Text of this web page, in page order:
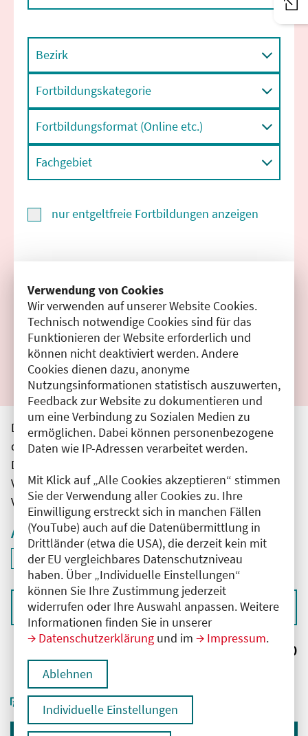
Verwendung von Cookies
Wir verwenden auf unserer Website Cookies.
Technisch notwendige Cookies sind für das
Funktionieren der Website erforderlich und
können nicht deaktiviert werden. Andere
Cookies dienen dazu, anonyme
Nutzungsinformationen statistisch auszuwerten,
Feedback zur Website zu dokumentieren und
um eine Verbindung zu Sozialen Medien zu
ermöglichen. Dabei können personenbezogene
Daten wie IP-Adressen verarbeitet werden.
Mit Klick auf „Alle Cookies akzeptieren“ stimmen
Sie der Verwendung aller Cookies zu. Ihre
Einwilligung erstreckt sich in manchen Fällen
(YouTube) auch auf die Datenübermittlung in
Drittländer (etwa die USA), die derzeit kein mit
der EU vergleichbares Datenschutzniveau
haben. Über „Individuelle Einstellungen“
können Sie Ihre Zustimmung jederzeit
widerrufen oder Ihre Auswahl anpassen. Weitere
Informationen finden Sie in unserer
Datenschutzerklärung und im Impressum.
Ablehnen
Individuelle Einstellungen
Bezirk
Fortbildungskategorie
Fortbildungsformat (Online etc.)
Fachgebiet
nur entgeltfreie Fortbildungen anzeigen
Filter zurücksetzen
Ergebnisse drucken
Die hier aufgeführten Veranstaltungen entsprechen
den unmittelbar vom Veranstalter getätigten Angaben.
Die Ärztekammer Berlin übernimmt keine
Verantwortung für den Inhalt, die Haftung obliegt dem
Veranstalter.
Aktive Filter
Filter
ID: ANT-2505937
deaktivieren und Suchergebnisse neu laden
Sortieren nach
Ergebnisse: 0